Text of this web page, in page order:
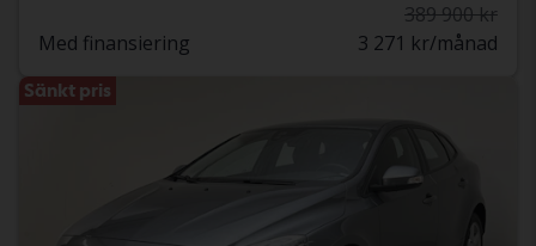
389 900 kr
Med finansiering
3 271 kr/månad
Sänkt pris